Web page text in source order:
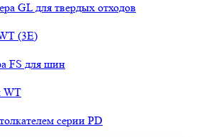
GL для твердых отходов
(3E)
FS для шин
WT
серии PD